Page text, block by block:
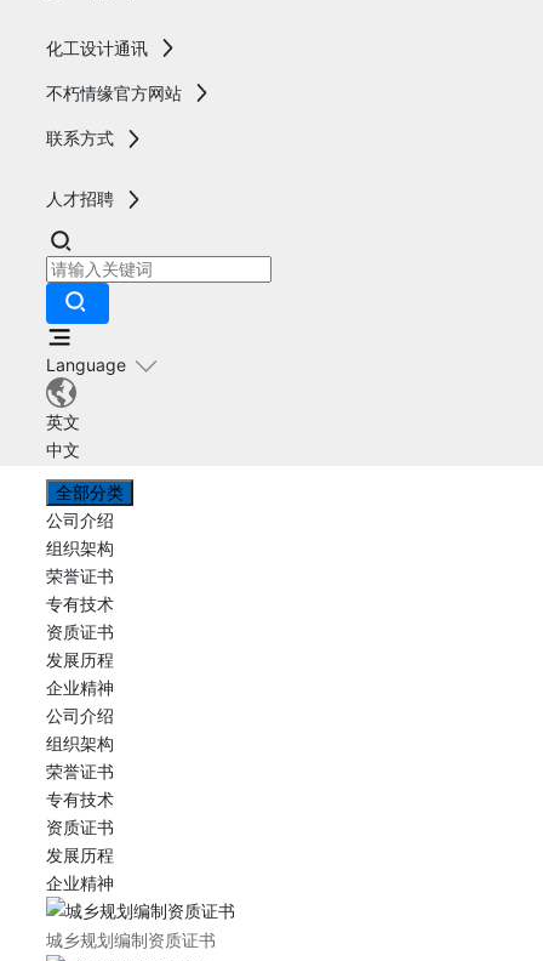
化工设计通讯
不朽情缘官方网站
联系方式
人才招聘
Language
英文
中文
全部分类
公司介绍
组织架构
荣誉证书
专有技术
资质证书
发展历程
企业精神
公司介绍
组织架构
荣誉证书
专有技术
资质证书
发展历程
企业精神
城乡规划编制资质证书